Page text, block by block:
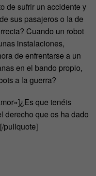
de sufrir un accidente y
sus pasajeros o la de
Cuando un robot
instalaciones,
de enfrentarse a un
en el bando propio,
a la guerra?
que tenéis
derecho que os ha dado
pullquote]